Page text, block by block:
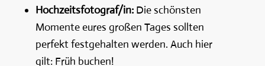
Hochzeitsfotograf/in: Die schönsten
Momente eures großen Tages sollten
perfekt festgehalten werden. Auch hier
gilt: Früh buchen!